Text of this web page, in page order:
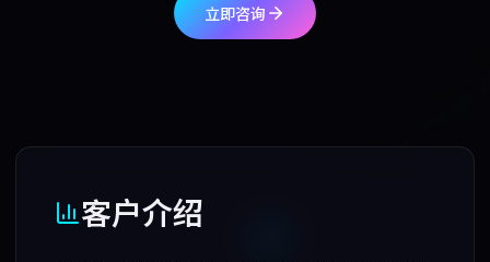
立即咨询
客户介绍